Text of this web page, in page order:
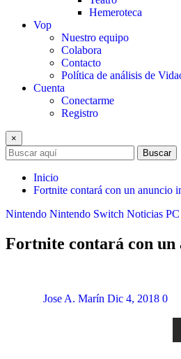
Hemeroteca
Vop
Nuestro equipo
Colabora
Contacto
Política de análisis de
Cuenta
Conectarme
Registro
×
Buscar
Inicio
Fortnite contará con un anuncio
Nintendo Nintendo Switch Noticias PC
Fortnite contará con un
Jose A. Marín Dic 4, 2018 0